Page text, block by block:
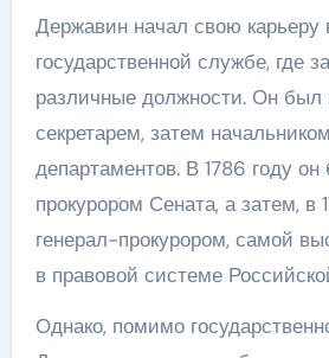
Державин начал свою карьеру
государственной службе, где
различные должности. Он
секретарем, затем
департаментов. В 1786 году
прокурором Сената, а затем, в
генерал-прокурором, самой
в правовой системе
Однако, помимо